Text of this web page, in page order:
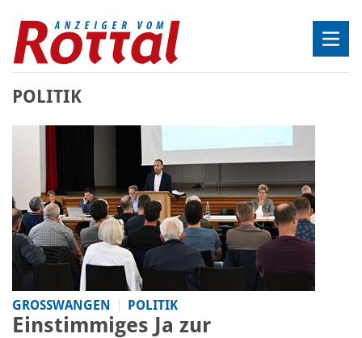
POLITIK
GROSSWANGEN POLITIK
Einstimmiges Ja zur